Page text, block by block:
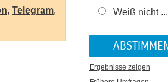
, Telegram,
Weiß nicht ...
Ergebnisse zeigen